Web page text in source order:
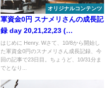
オリジナルコンテンツ
軍資金0円 スナメリさんの成長記
録 day 20,21,22,23 (
~October.31.2021)
はじめに Henry. Wさて、10/8から開始し
た軍資金0円のスナメリさん成長記録、今
回の記事で23日目。ちょうど、10/31分ま
でとなり...